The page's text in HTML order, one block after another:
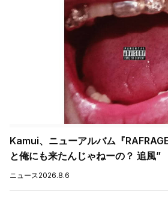
Kamui、ニューアルバム『
と俺にも来たんじゃねーの？ 追風”
ニュース2026.8.6